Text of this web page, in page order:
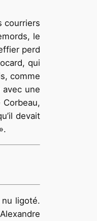
courriers
le
perd
qui
comme
avec une
devait
nu ligoté.